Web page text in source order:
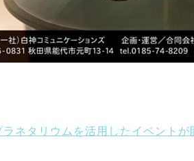
ネタリウムを活用したイベントが